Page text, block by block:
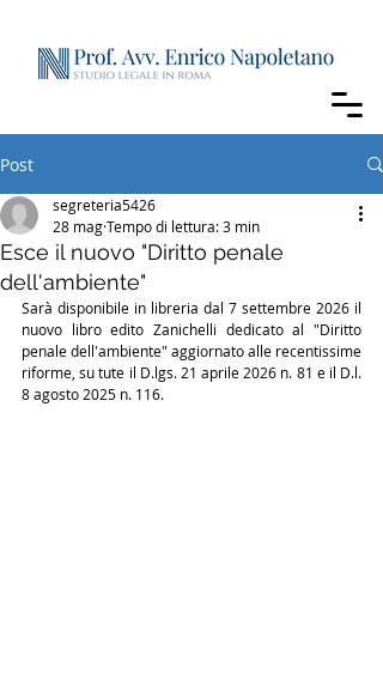
Post
Esce il nuovo "Diritto penale
dell'ambiente"
segreteria5426
28 magTempo di lettura: 3 min
Sarà disponibile in libreria dal 7 settembre 2026 il
nuovo libro edito Zanichelli dedicato al "Diritto
penale dell'ambiente" aggiornato alle recentissime
riforme, su tute il D.lgs. 21 aprile 2026 n. 81 e il D.l.
8 agosto 2025 n. 116.